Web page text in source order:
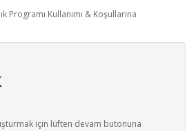
Programı Kullanımı & Koşullarına
için lüften devam butonuna